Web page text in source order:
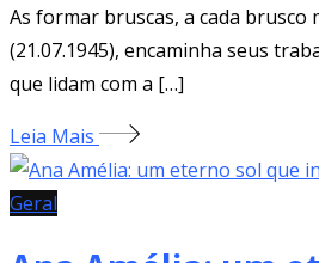
As formar bruscas, a cada
(21.07.1945), encaminha seus
que lidam com a […]
Leia Mais
Geral